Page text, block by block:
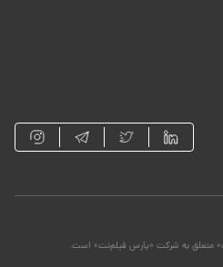
متعلق به شرکت «پارس فیلم‌نت» است.